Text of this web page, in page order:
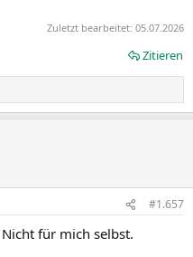
Zuletzt bearbeitet: 05.07.2026
Zitieren
#1.657
für mich selbst.